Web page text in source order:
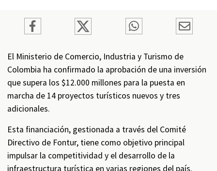
El Ministerio de Comercio, Industria y Turismo de
Colombia ha confirmado la aprobación de una inversión
que supera los $12.000 millones para la puesta en
marcha de 14 proyectos turísticos nuevos y tres
adicionales.
Esta financiación, gestionada a través del Comité
Directivo de Fontur, tiene como objetivo principal
impulsar la competitividad y el desarrollo de la
infraestructura turística en varias regiones del país.